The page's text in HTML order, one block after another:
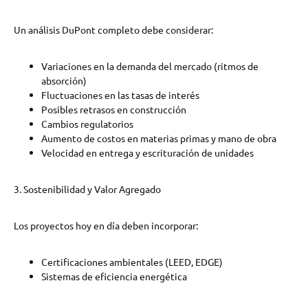
Un análisis DuPont completo debe considerar:
Variaciones en la demanda del mercado (ritmos de
absorción)
Fluctuaciones en las tasas de interés
Posibles retrasos en construcción
Cambios regulatorios
Aumento de costos en materias primas y mano de obra
Velocidad en entrega y escrituración de unidades
3. Sostenibilidad y Valor Agregado
Los proyectos hoy en día deben incorporar:
Certificaciones ambientales (LEED, EDGE)
Sistemas de eficiencia energética